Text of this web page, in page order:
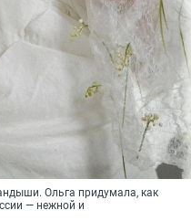
Ольга придумала, как
— нежной и